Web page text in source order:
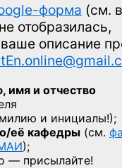
форма (см.
не отобразилась,
описание
имя и отчество
и инициалы!);
её кафедры (см.
);
— присылайте!